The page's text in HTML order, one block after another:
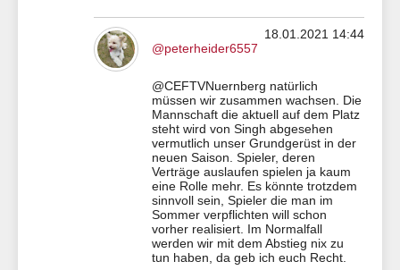
18.01.2021 14:44
@peterheider6557
@CEFTVNuernberg natürlich
müssen wir zusammen wachsen. Die
Mannschaft die aktuell auf dem Platz
steht wird von Singh abgesehen
vermutlich unser Grundgerüst in der
neuen Saison. Spieler, deren
Verträge auslaufen spielen ja kaum
eine Rolle mehr. Es könnte trotzdem
sinnvoll sein, Spieler die man im
Sommer verpflichten will schon
vorher realisiert. Im Normalfall
werden wir mit dem Abstieg nix zu
tun haben, da geb ich euch Recht.